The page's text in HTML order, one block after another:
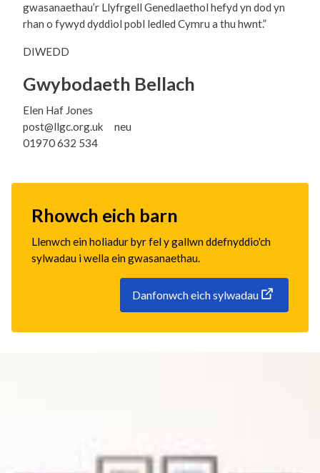
gwasanaethau’r Llyfrgell Genedlaethol hefyd yn dod yn
rhan o fywyd dyddiol pobl ledled Cymru a thu hwnt.”
DIWEDD
Gwybodaeth Bellach
Elen Haf Jones
post@llgc.org.uk neu
01970 632 534
Rhowch eich barn
Llenwch ein holiadur byr fel y gallwn ddefnyddio'ch
sylwadau i wella ein gwasanaethau.
Danfonwch eich sylwadau